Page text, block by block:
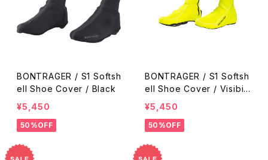
BONTRAGER / S1 Softsh
ell Shoe Cover / Black
¥5,450
50%OFF
BONTRAGER / S1 Softsh
ell Shoe Cover / Visibilit
y Yellow
¥5,450
50%OFF